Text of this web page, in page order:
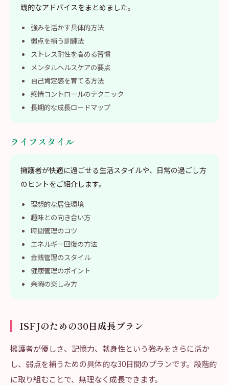
践的なアドバイスをまとめました。
強みを活かす具体的方法
弱点を補う訓練法
ストレス耐性を高める習慣
メンタルヘルスケアの要点
自己肯定感を育てる方法
感情コントロールのテクニック
長期的な成長ロードマップ
ライフスタイル
擁護者が快適に過ごせる生活スタイルや、日常の過ごし方
のヒントをご紹介します。
理想的な居住環境
趣味との向き合い方
時間管理のコツ
エネルギー回復の方法
金銭管理のスタイル
健康管理のポイント
余暇の楽しみ方
ISFJのための30日成長プラン
擁護者が優しさ、記憶力、献身性という強みをさらに活か
し、弱点を補うための具体的な30日間のプランです。段階的
に取り組むことで、無理なく成長できます。